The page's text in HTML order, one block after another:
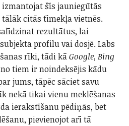
šīs jauniegūtās
citās tīmekļa vietnēs.
rezultātus, lai
profilu vai dosjē. Labs
rīki, tādi kāGoogle, Bing
tiem ir noindeksējis kādu
jums, tāpēc sāciet savu
nekā tikai vienu meklēšanas
ierakstīšanu pēdiņās, bet
pievienojot arī tā